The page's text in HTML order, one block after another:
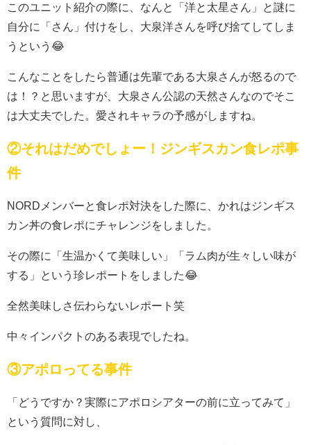
このユニット紹介の際に、なんと「洋と太星さん」と謎に
自分に「さん」付けをし、大泉洋さんを呼び捨てしてしま
うという😂
こんなことをしたら普通は先輩である大泉さんが怒るので
は！？と思いますが、大泉さん公認の天然さんなのでそこ
は大丈夫でした。愛されキャラの予感がしますね。
②それはだめでしょー！ジンギスカン食レポ事
件
NORDメンバーと食レポ対決をした際に、かれはジンギス
カン丼の食レポにチャレンジをしました。
その際に「生温かくて美味しい」「ラム肉が生々しい味が
する」という珍レポートをしました😂
全然美味しさ伝わらないレポート笑
中々インパクトのある表現でしたね。
③アポロってる事件
「どうですか？実際にアポロシアターの前に立ってみて」
という質問に対し、